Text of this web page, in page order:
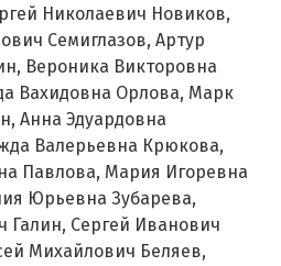
Николаевич Новиков,
Семиглазов, Артур
Вероника Викторовна
Вахидовна Орлова, Марк
Анна Эдуардовна
Валерьевна Крюкова,
Павлова, Мария Игоревна
Юрьевна Зубарева,
Галин, Сергей Иванович
Михайлович Беляев,